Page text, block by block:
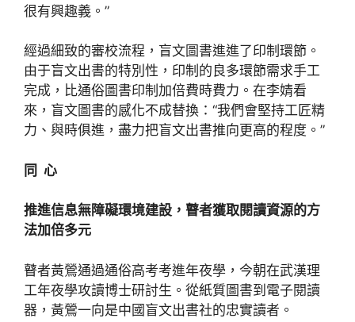
很有興趣義。”
經過細致的審校流程，盲文圖書進進了印制環節。
由于盲文出書的特別性，印制的良多環節需求手工
完成，比通俗圖書印制加倍費時費力。在李婧看
來，盲文圖書的感化不成替換：“我們會堅持工匠精
力、與時俱進，盡力把盲文出書推向更高的程度。”
同 心
推進信息無障礙環境建設，瞽者獲取閱讀資源的方
法加倍多元
瞽者黃鶯通過通俗高考考進年夜學，今朝在武漢理
工年夜學攻讀博士研討生。從紙質圖書到電子閱讀
器，黃鶯一向是中國盲文出書社的忠實讀者。